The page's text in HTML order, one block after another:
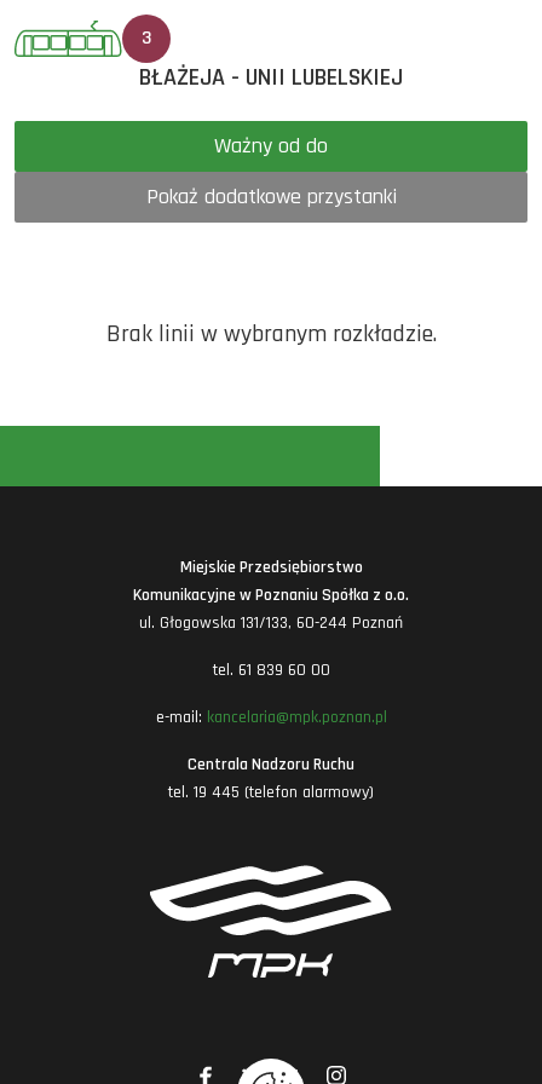
3
BŁAŻEJA - UNII LUBELSKIEJ
Ważny od do
Pokaż dodatkowe przystanki
Brak linii w wybranym rozkładzie.
Miejskie Przedsiębiorstwo
Komunikacyjne w Poznaniu Spółka z o.o.
ul. Głogowska 131/133, 60-244 Poznań
tel. 61 839 60 00
e-mail: kancelaria@mpk.poznan.pl
Centrala Nadzoru Ruchu
tel. 19 445 (telefon alarmowy)